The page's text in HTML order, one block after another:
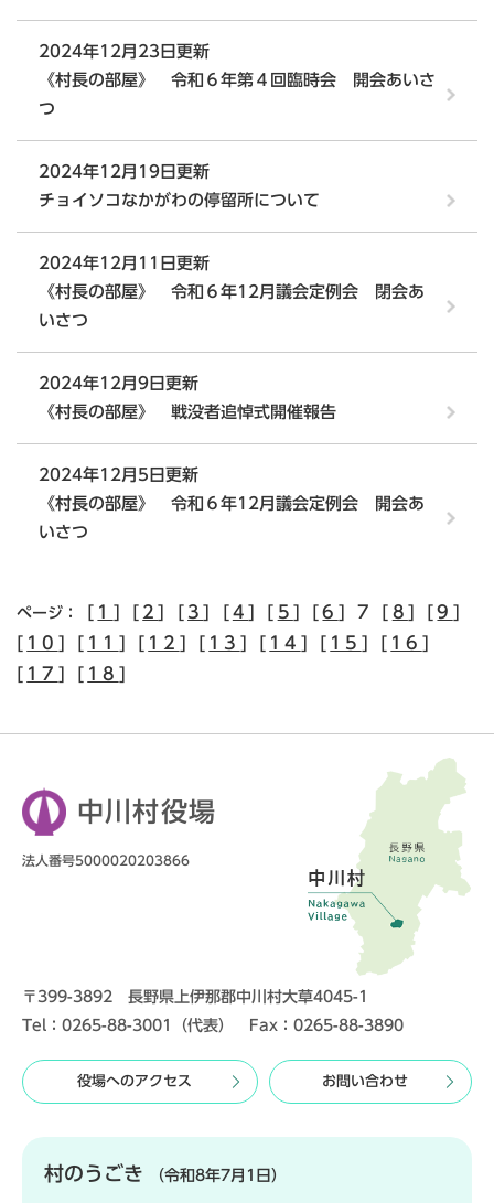
2024年12月23日更新
《村長の部屋》 令和６年第４回臨時会 開会あいさ
つ
2024年12月19日更新
チョイソコなかがわの停留所について
2024年12月11日更新
《村長の部屋》 令和６年12月議会定例会 閉会あ
いさつ
2024年12月9日更新
《村長の部屋》 戦没者追悼式開催報告
2024年12月5日更新
《村長の部屋》 令和６年12月議会定例会 開会あ
いさつ
ページ： [ 1 ] [ 2] [ 3] [4] [ 5 ] [6 ] 7 [ 8 ] [9 ]
[ 10 ] [ 11 ] [ 12 ] [ 13 ] [ 14 ] [ 15 ] [ 16 ]
[ 17 ] [ 18 ]
中川村役場
法人番号5000020203866
〒399-3892 長野県上伊那郡中川村大草4045-1
Tel：0265-88-3001（代表） Fax：0265-88-3890
役場へのアクセス お問い合わせ
村のうごき （令和8年7月1日）